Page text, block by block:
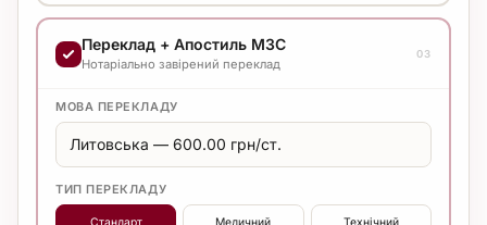
ВАРІАНТ ВИКОНАННЯ
Уточнюйте вартість у менеджера
Переклад + Апостиль МЗС
Нотаріально завірений переклад
03
МОВА ПЕРЕКЛАДУ
ТИП ПЕРЕКЛАДУ